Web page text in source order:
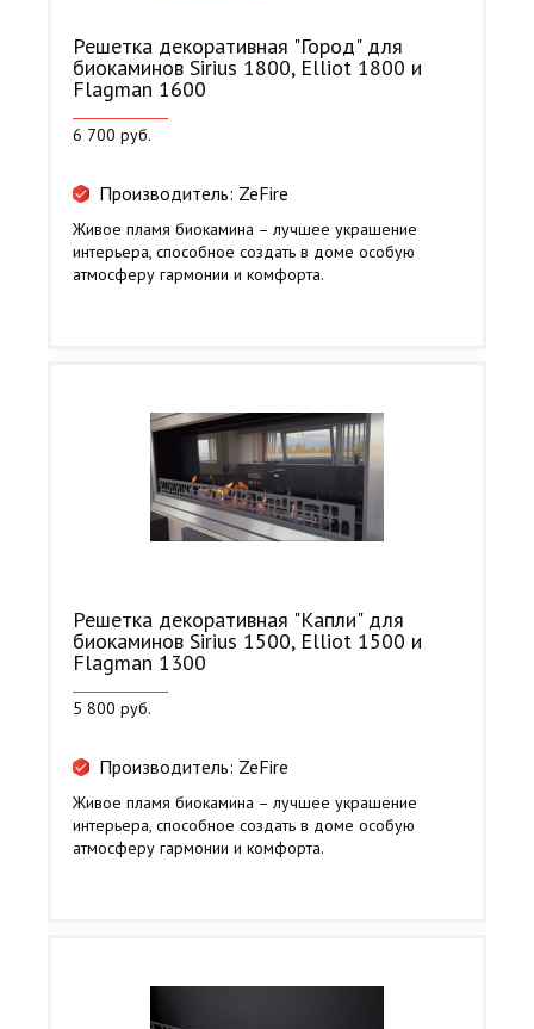
Решетка декоративная "Город" для
биокаминов Sirius 1800, Elliot 1800 и
Flagman 1600
6 700 руб.
Производитель: ZeFire
Живое пламя биокамина – лучшее украшение
интерьера, способное создать в доме особую
атмосферу гармонии и комфорта.
Решетка декоративная "Капли" для
биокаминов Sirius 1500, Elliot 1500 и
Flagman 1300
5 800 руб.
Производитель: ZeFire
Живое пламя биокамина – лучшее украшение
интерьера, способное создать в доме особую
атмосферу гармонии и комфорта.